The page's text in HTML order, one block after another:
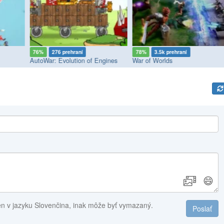
76% 276 prehraní
AutoWar: Evolution of Engines
78% 3.5k prehraní
War of Worlds
😄
Poslať
v jazyku Slovenčina, inak môže byť vymazaný.